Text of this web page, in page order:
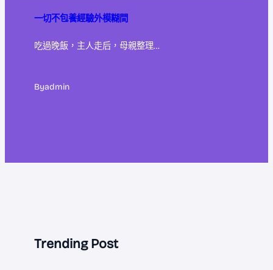
一切不包養經驗外模糊間
吃過晚飯，主人走后，母親整理…
Byadmin
Trending Post